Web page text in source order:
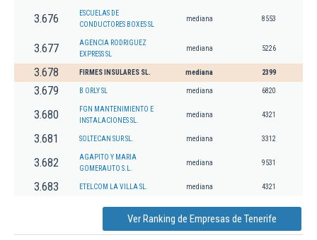
3.676
ESCUELAS DE
CONDUCTORES BOXES SL
mediana 8553
3.677
AGENCIA RODRIGUEZ
EXPRESS SL
mediana 5226
3.678 FIRMES INSULARES SL. mediana 2399
3.679 B ORLY SL mediana 6820
3.680
FGN MANTENIMIENTO E
INSTALACIONES SL.
mediana 4321
3.681 SOLTECAN SUR SL. mediana 3312
3.682
AGAPITO Y MARIA
GOMERAUTO S.L.
mediana 9531
3.683 ETELCOM LA VILLA SL. mediana 4321
Ver Ranking de Empresas de Tenerife